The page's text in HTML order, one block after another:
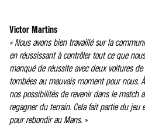
Victor Martins
« Nous avons bien travaillé sur la
en réussissant à contrôler tout ce que
manqué de réussite avec deux voitures
tombées au mauvais moment pour nous.
nos possibilités de revenir dans le match
regagner du terrain. Cela fait partie du jeu
pour rebondir au Mans. »